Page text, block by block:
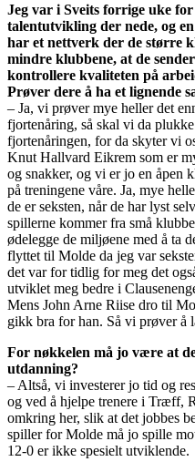
Jeg var i Sveits forrige uke
talentutvikling der nede, og
har et nettverk der de større
mindre klubbene, at de
kontrollere kvaliteten på
Prøver dere å ha et lignende
– Ja, vi prøver mye heller det
fjortenåring, så skal vi da
fjortenåringen, for da skyter vi
Knut Hallvard Eikrem som er
og snakker, og vi er jo en åpen
på treningene våre. Ja, mye
de er seksten, når de har lyst
spillerne kommer fra små
ødelegge de miljøene med å ta
flyttet til Molde da jeg var
det var for tidlig for meg det
utviklet meg bedre i
Mens John Arne Riise dro til
gikk bra for han. Så vi prøver å
For nøkkelen må jo være at
utdanning?
– Altså, vi investerer jo tid og
og ved å hjelpe trenere i Træff,
omkring her, slik at det jobbes
spiller for Molde må jo spille
12-0 er ikke spesielt utviklende.